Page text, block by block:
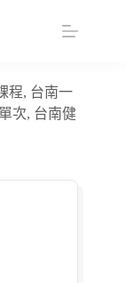
程, 台南一
次, 台南健